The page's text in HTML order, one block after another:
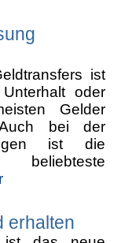
ist
oder
Gelder
bei der
ist die
erhalten